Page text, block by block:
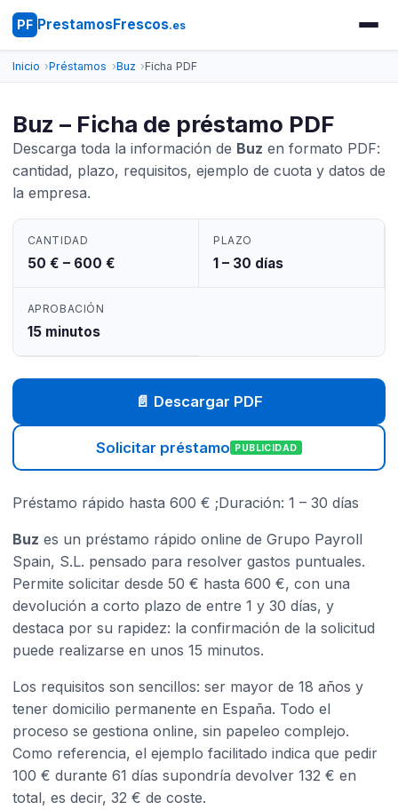
PF PrestamosFrescos.es
Inicio Préstamos Buz Ficha PDF
Buz – Ficha de préstamo PDF
Descarga toda la información de Buz en formato PDF:
cantidad, plazo, requisitos, ejemplo de cuota y datos de
la empresa.
CANTIDAD
50 € – 600 €
PLAZO
1 – 30 días
APROBACIÓN
15 minutos
📄 Descargar PDF
Solicitar préstamo PUBLICIDAD
Préstamo rápido hasta 600 € ;Duración: 1 – 30 días
Buz es un préstamo rápido online de Grupo Payroll
Spain, S.L. pensado para resolver gastos puntuales.
Permite solicitar desde 50 € hasta 600 €, con una
devolución a corto plazo de entre 1 y 30 días, y
destaca por su rapidez: la confirmación de la solicitud
puede realizarse en unos 15 minutos.
Los requisitos son sencillos: ser mayor de 18 años y
tener domicilio permanente en España. Todo el
proceso se gestiona online, sin papeleo complejo.
Como referencia, el ejemplo facilitado indica que pedir
100 € durante 61 días supondría devolver 132 € en
total, es decir, 32 € de coste.